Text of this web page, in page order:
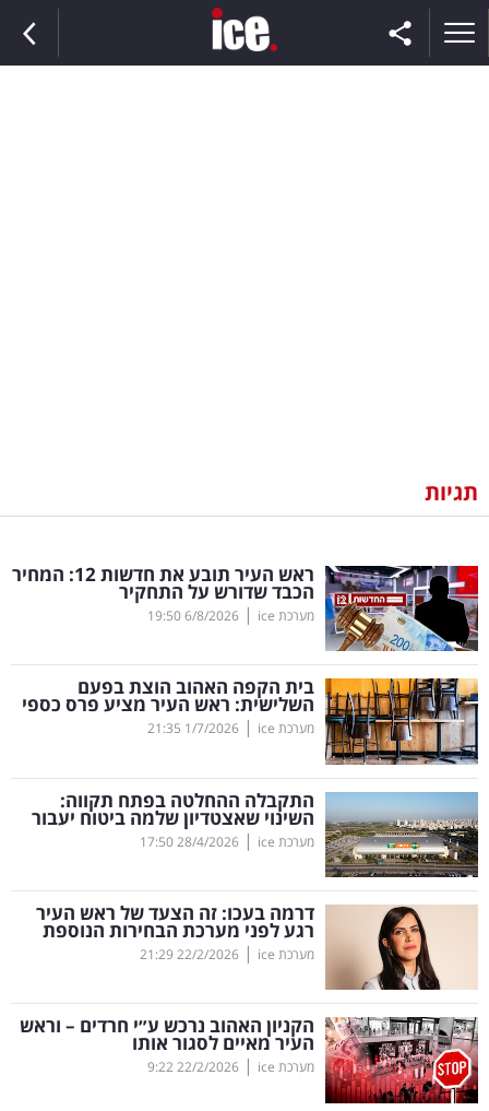
וצרכנות
דיגיטל
וטק
שיווק
ופרסום
משפט
מדדים
ומחקרים
דעות
רכילות
עסקית
קריפטו
ויראלי
תגיות
ראש העיר תובע את חדשות 12: המחיר
הכבד שדורש על התחקיר
מערכת ice |
6/8/2026
19:50
בית הקפה האהוב הוצת בפעם
השלישית: ראש העיר מציע פרס כספי
מערכת ice |
1/7/2026
21:35
התקבלה ההחלטה בפתח תקווה:
השינוי שאצטדיון שלמה ביטוח יעבור
מערכת ice |
28/4/2026
17:50
דרמה בעכו: זה הצעד של ראש העיר
רגע לפני מערכת הבחירות הנוספת
מערכת ice |
22/2/2026
21:29
הקניון האהוב נרכש ע״י חרדים – וראש
העיר מאיים לסגור אותו
מערכת ice |
22/2/2026
9:22